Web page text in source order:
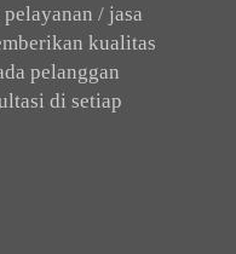
/ jasa
kualitas
pelanggan
di setiap